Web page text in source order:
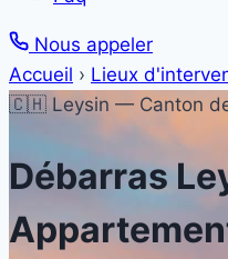
Nous appeler
Accueil › Lieux
🇨🇭 Leysin — Canton
Débarras